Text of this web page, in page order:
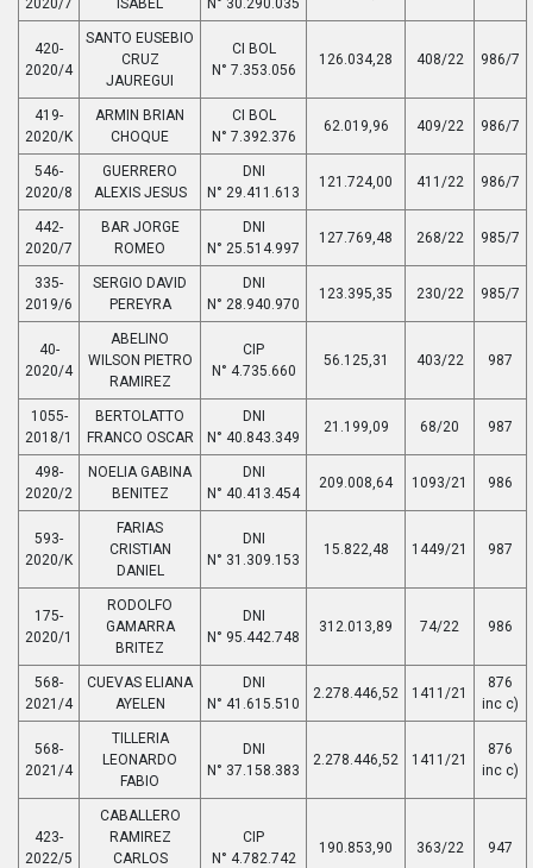
2020/7 ISABEL N° 30.290.035
420-
2020/4
SANTO EUSEBIO
CRUZ
JAUREGUI
CI BOL
N° 7.353.056
126.034,28 408/22 986/7
419-
2020/K
ARMIN BRIAN
CHOQUE
CI BOL
N° 7.392.376
62.019,96 409/22 986/7
546-
2020/8
GUERRERO
ALEXIS JESUS
DNI
N° 29.411.613
121.724,00 411/22 986/7
442-
2020/7
BAR JORGE
ROMEO
DNI
N° 25.514.997
127.769,48 268/22 985/7
335-
2019/6
SERGIO DAVID
PEREYRA
DNI
N° 28.940.970
123.395,35 230/22 985/7
40-
2020/4
ABELINO
WILSON PIETRO
RAMIREZ
CIP
N° 4.735.660
56.125,31 403/22 987
1055-
2018/1
BERTOLATTO
FRANCO OSCAR
DNI
N° 40.843.349
21.199,09 68/20 987
498-
2020/2
NOELIA GABINA
BENITEZ
DNI
N° 40.413.454
209.008,64 1093/21 986
593-
2020/K
FARIAS
CRISTIAN
DANIEL
DNI
N° 31.309.153
15.822,48 1449/21 987
175-
2020/1
RODOLFO
GAMARRA
BRITEZ
DNI
N° 95.442.748
312.013,89 74/22 986
568-
2021/4
CUEVAS ELIANA
AYELEN
DNI
N° 41.615.510
2.278.446,52 1411/21
876
inc c)
568-
2021/4
TILLERIA
LEONARDO
FABIO
DNI
N° 37.158.383
2.278.446,52 1411/21
876
inc c)
423-
2022/5
CABALLERO
RAMIREZ
CARLOS
CIP
N° 4.782.742
190.853,90 363/22 947